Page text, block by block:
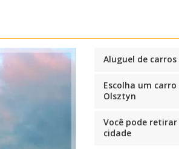
Aluguel de
Escolha um
Olsztyn
Você pode
cidade